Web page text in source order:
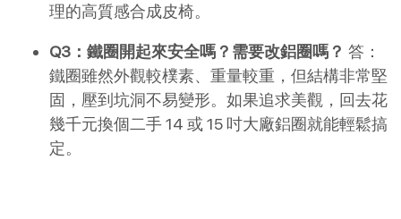
理的高質感合成皮椅。
Q3：鐵圈開起來安全嗎？需要改鋁圈嗎？ 答：
鐵圈雖然外觀較樸素、重量較重，但結構非常堅
固，壓到坑洞不易變形。如果追求美觀，回去花
幾千元換個二手 14 或 15 吋大廠鋁圈就能輕鬆搞
定。